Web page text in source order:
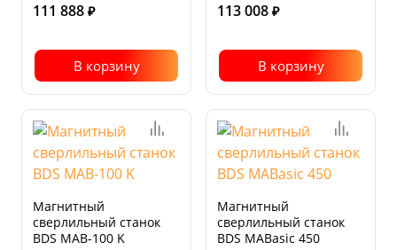
111 888 ₽
В корзину
113 008 ₽
В корзину
Магнитный
сверлильный станок
BDS MAB-100 K
Магнитный
сверлильный станок
BDS MABasic 450